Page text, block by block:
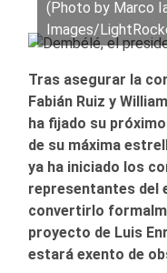
(Photo by Marco
Images/
Tras asegurar la
Fabián Ruiz y
ha fijado su
de su máxima
ya ha iniciado los
representantes del
convertirlo
proyecto de Luis
estará exento de